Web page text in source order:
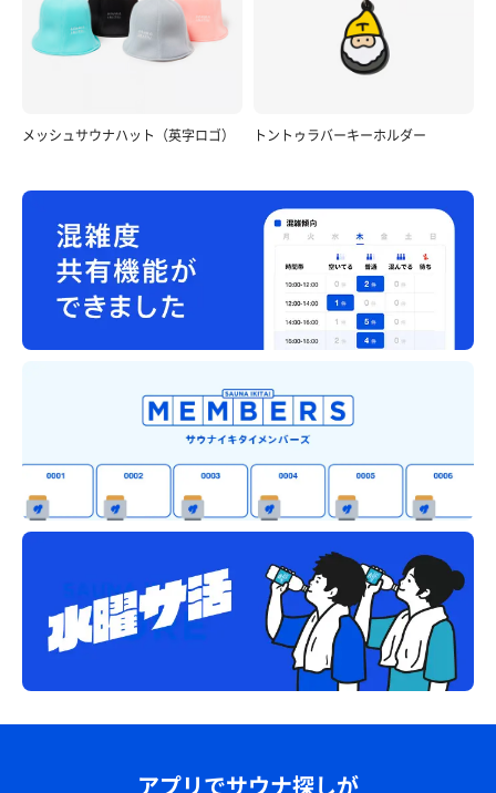
メッシュサウナハット（英字ロゴ） トントゥラバーキーホルダー
アプリでサウナ探しが